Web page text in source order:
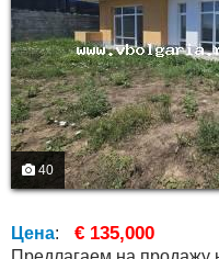
40
Цена: € 135,000